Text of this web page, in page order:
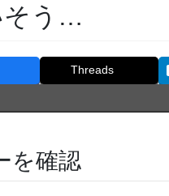
そう…
Threads
を確認